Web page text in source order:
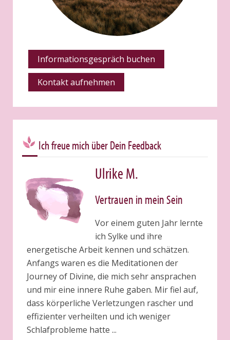
Informationsgespräch buchen
Kontakt aufnehmen
Ich freue mich über Dein Feedback
Ulrike M.
Vertrauen in mein Sein
Vor einem guten Jahr lernte
ich Sylke und ihre
energetische Arbeit kennen und schätzen.
Anfangs waren es die Meditationen der
Journey of Divine, die mich sehr ansprachen
und mir eine innere Ruhe gaben. Mir fiel auf,
dass körperliche Verletzungen rascher und
effizienter verheilten und ich weniger
Schlafprobleme hatte ...